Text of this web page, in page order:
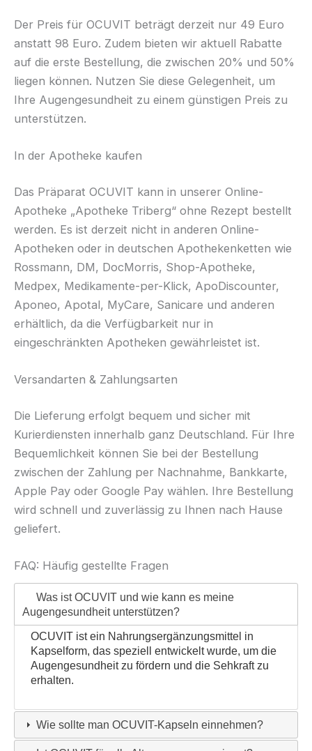
Der Preis für OCUVIT beträgt derzeit nur 49 Euro
anstatt 98 Euro. Zudem bieten wir aktuell Rabatte
auf die erste Bestellung, die zwischen 20% und 50%
liegen können. Nutzen Sie diese Gelegenheit, um
Ihre Augengesundheit zu einem günstigen Preis zu
unterstützen.
In der Apotheke kaufen
Das Präparat OCUVIT kann in unserer Online-
Apotheke „Apotheke Triberg“ ohne Rezept bestellt
werden. Es ist derzeit nicht in anderen Online-
Apotheken oder in deutschen Apothekenketten wie
Rossmann, DM, DocMorris, Shop-Apotheke,
Medpex, Medikamente-per-Klick, ApoDiscounter,
Aponeo, Apotal, MyCare, Sanicare und anderen
erhältlich, da die Verfügbarkeit nur in
eingeschränkten Apotheken gewährleistet ist.
Versandarten & Zahlungsarten
Die Lieferung erfolgt bequem und sicher mit
Kurierdiensten innerhalb ganz Deutschland. Für Ihre
Bequemlichkeit können Sie bei der Bestellung
zwischen der Zahlung per Nachnahme, Bankkarte,
Apple Pay oder Google Pay wählen. Ihre Bestellung
wird schnell und zuverlässig zu Ihnen nach Hause
geliefert.
FAQ: Häufig gestellte Fragen
Was ist OCUVIT und wie kann es meine
Augengesundheit unterstützen?
OCUVIT ist ein Nahrungsergänzungsmittel in
Kapselform, das speziell entwickelt wurde, um die
Augengesundheit zu fördern und die Sehkraft zu
erhalten.
Wie sollte man OCUVIT-Kapseln einnehmen?